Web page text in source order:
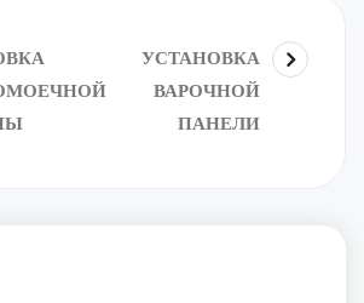
УСТАНОВКА
ВАРОЧНОЙ
ПАНЕЛИ